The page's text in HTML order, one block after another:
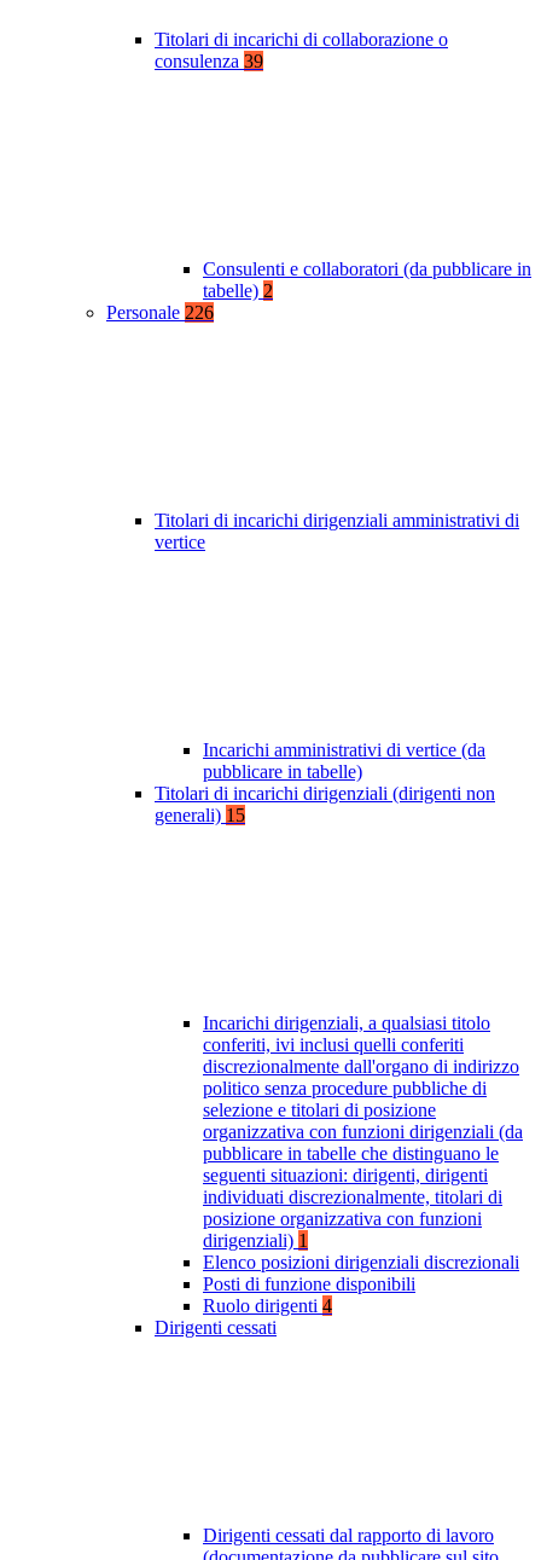
Titolari di incarichi di collaborazione o
consulenza 39
Consulenti e collaboratori (da pubblicare in
tabelle) 2
Personale 226
Titolari di incarichi dirigenziali amministrativi di
vertice
Incarichi amministrativi di vertice (da
pubblicare in tabelle)
Titolari di incarichi dirigenziali (dirigenti non
generali) 15
Incarichi dirigenziali, a qualsiasi titolo
conferiti, ivi inclusi quelli conferiti
discrezionalmente dall'organo di indirizzo
politico senza procedure pubbliche di
selezione e titolari di posizione
organizzativa con funzioni dirigenziali (da
pubblicare in tabelle che distinguano le
seguenti situazioni: dirigenti, dirigenti
individuati discrezionalmente, titolari di
posizione organizzativa con funzioni
dirigenziali) 1
Elenco posizioni dirigenziali discrezionali
Posti di funzione disponibili
Ruolo dirigenti 4
Dirigenti cessati
Dirigenti cessati dal rapporto di lavoro